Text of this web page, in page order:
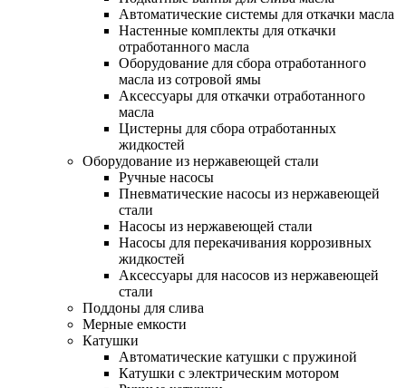
Автоматические системы для откачки масла
Настенные комплекты для откачки
отработанного масла
Оборудование для сбора отработанного
масла из сотровой ямы
Аксессуары для откачки отработанного
масла
Цистерны для сбора отработанных
жидкостей
Оборудование из нержавеющей стали
Ручные насосы
Пневматические насосы из нержавеющей
стали
Насосы из нержавеющей стали
Насосы для перекачивания коррозивных
жидкостей
Аксессуары для насосов из нержавеющей
стали
Поддоны для слива
Мерные емкости
Катушки
Автоматические катушки с пружиной
Катушки с электрическим мотором